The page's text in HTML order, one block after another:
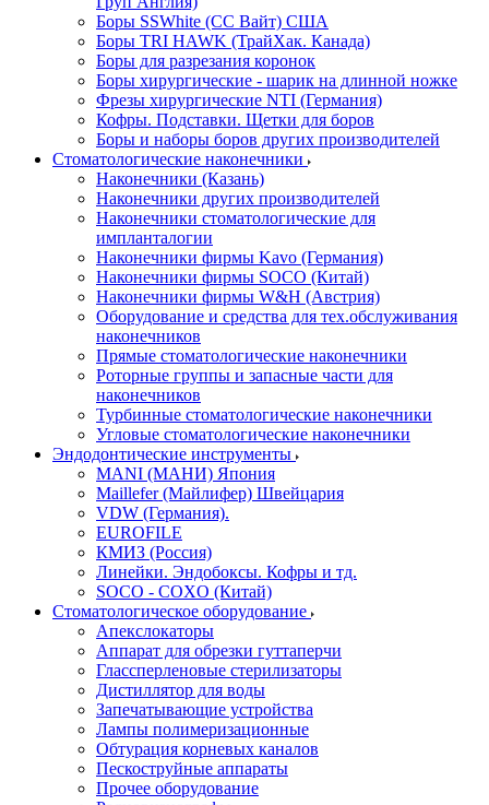
Боры SSWhite (СС Вайт) США
Боры TRI HAWK (ТрайХак. Канада)
Боры для разрезания коронок
Боры хирургические - шарик на длинной ножке
Фрезы хирургические NTI (Германия)
Кофры. Подставки. Щетки для боров
Боры и наборы боров других производителей
Стоматологические наконечники
Наконечники (Казань)
Наконечники других производителей
Наконечники стоматологические для
импланталогии
Наконечники фирмы Kavo (Германия)
Наконечники фирмы SOCO (Китай)
Наконечники фирмы W&H (Австрия)
Оборудование и средства для тех.обслуживания
наконечников
Прямые стоматологические наконечники
Роторные группы и запасные части для
наконечников
Турбинные стоматологические наконечники
Угловые стоматологические наконечники
Эндодонтические инструменты
MANI (МАНИ) Япония
Maillefer (Майлифер) Швейцария
VDW (Германия).
EUROFILE
КМИЗ (Россия)
Линейки. Эндобоксы. Кофры и тд.
SOCO - COXO (Китай)
Стоматологическое оборудование
Апекслокаторы
Аппарат для обрезки гуттаперчи
Глассперленовые стерилизаторы
Дистиллятор для воды
Запечатывающие устройства
Лампы полимеризационные
Обтурация корневых каналов
Пескоструйные аппараты
Прочее оборудование